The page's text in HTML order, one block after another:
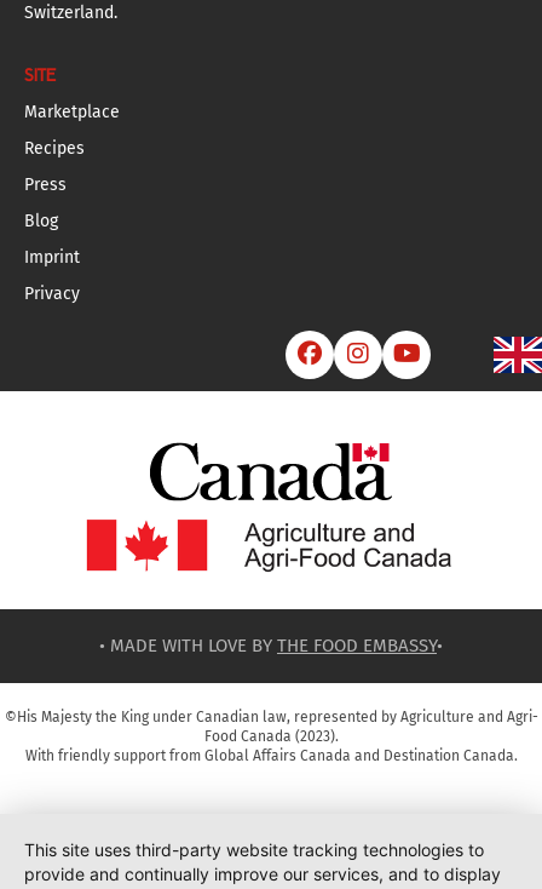
Switzerland.
SITE
Marketplace
Recipes
Press
Blog
Imprint
Privacy
  
• MADE WITH LOVE BY THE FOOD EMBASSY•
©His Majesty the King under Canadian law, represented by Agriculture and Agri-
Food Canada (2023).
With friendly support from Global Affairs Canada and Destination Canada.
This site uses third-party website tracking technologies to
provide and continually improve our services, and to display